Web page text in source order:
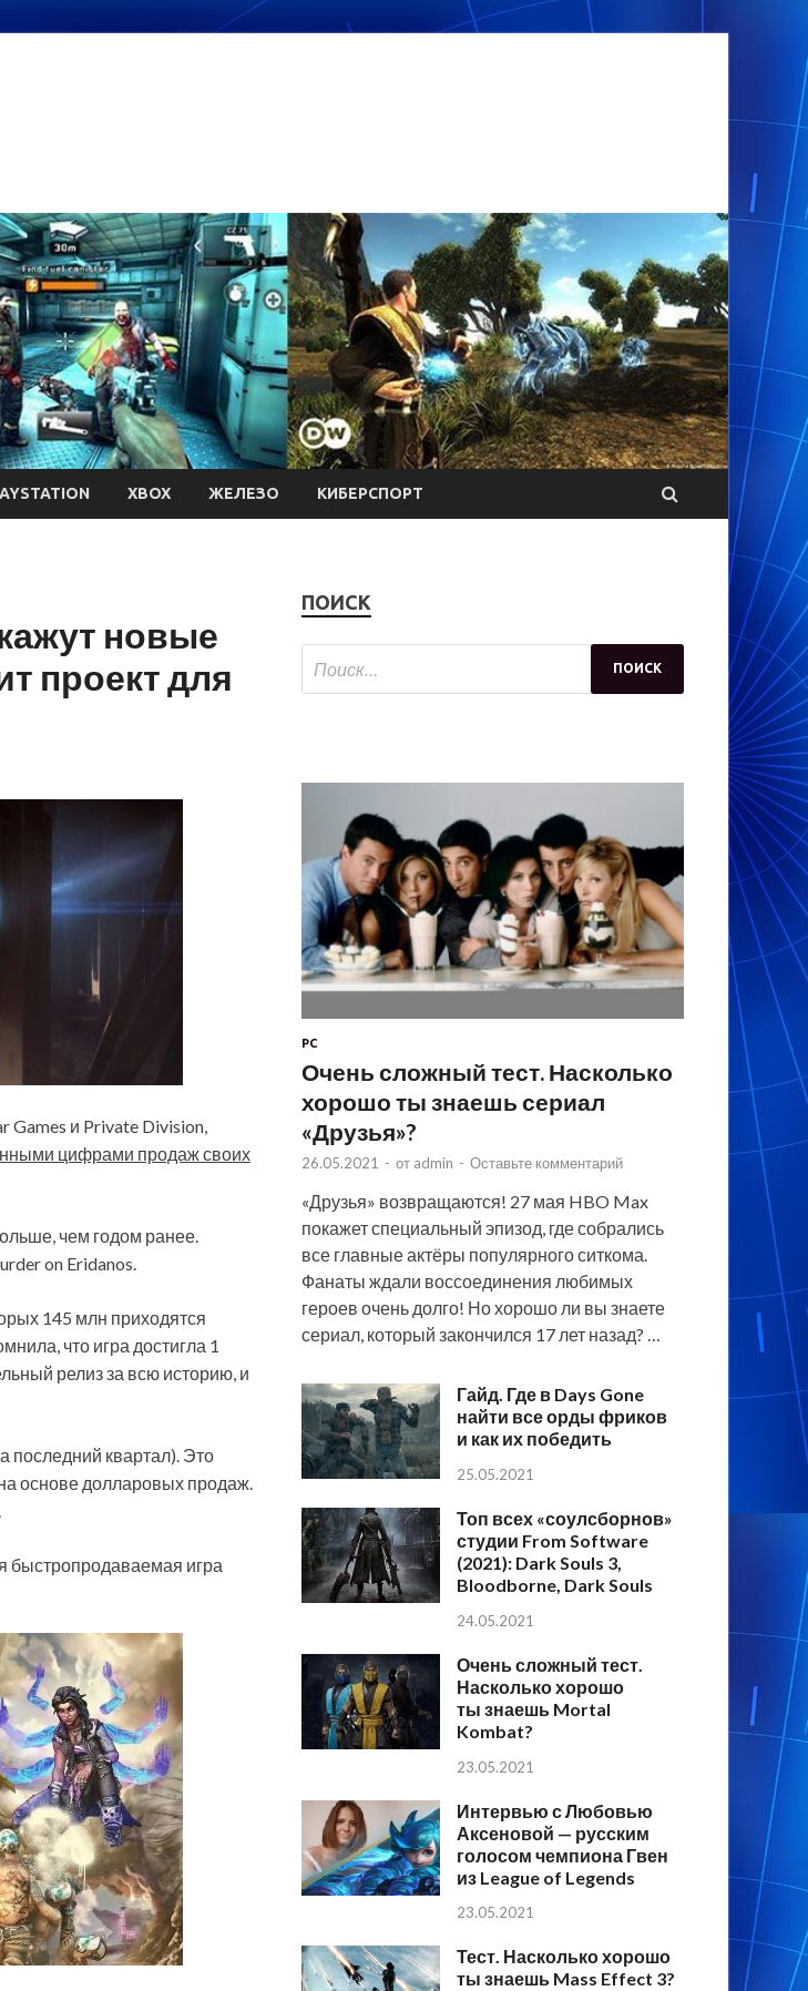
XBOX ЖЕЛЕЗО КИБЕРСПОРТ
новые
проект для
Games и Private Division,
цифрами продаж своих
чем годом ранее.
on Eridanos.
145 млн приходятся
что игра достигла 1
релиз за всю историю, и
последний квартал). Это
основе долларовых продаж.
быстропродаваемая игра
ПОИСК
PC
Очень сложный тест. Насколько
хорошо ты знаешь сериал
«Друзья»?
26.05.2021 - от admin - Оставьте комментарий
«Друзья» возвращаются! 27 мая HBO Max
покажет специальный эпизод, где собрались
все главные актёры популярного ситкома.
Фанаты ждали воссоединения любимых
героев очень долго! Но хорошо ли вы знаете
сериал, который закончился 17 лет назад? …
Гайд. Где в Days Gone
найти все орды фриков
и как их победить
25.05.2021
Топ всех «соулсборнов»
студии From Software
(2021): Dark Souls 3,
Bloodborne, Dark Souls
24.05.2021
Очень сложный тест.
Насколько хорошо
ты знаешь Mortal
Kombat?
23.05.2021
Интервью с Любовью
Аксеновой — русским
голосом чемпиона Гвен
из League of Legends
23.05.2021
Тест. Насколько хорошо
ты знаешь Mass Effect 3?